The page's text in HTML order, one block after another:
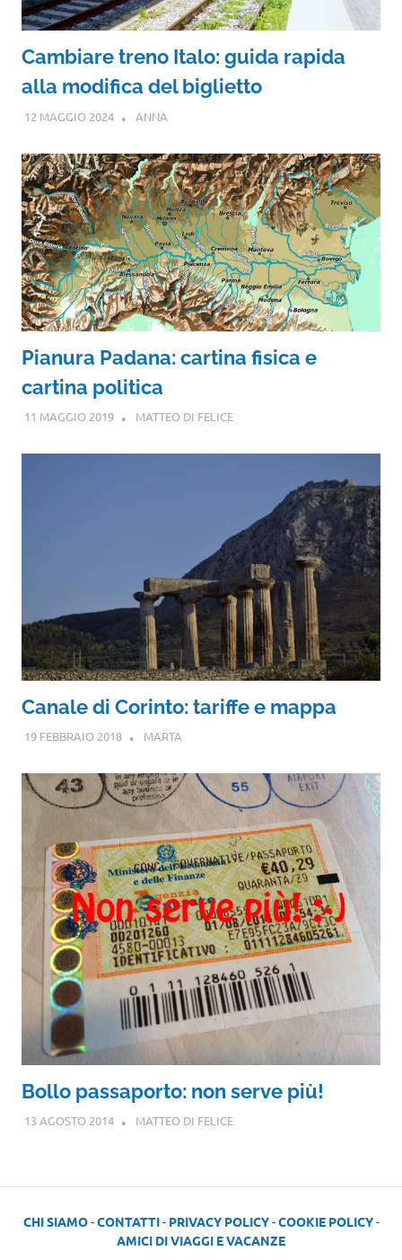
Cambiare treno Italo: guida rapida
alla modifica del biglietto
12 MAGGIO 2024 ANNA
Pianura Padana: cartina fisica e
cartina politica
11 MAGGIO 2019 MATTEO DI FELICE
Canale di Corinto: tariffe e mappa
19 FEBBRAIO 2018 MARTA
Bollo passaporto: non serve più!
13 AGOSTO 2014 MATTEO DI FELICE
CHI SIAMO-CONTATTI- PRIVACY POLICY-COOKIE POLICY-
AMICI DI VIAGGI E VACANZE